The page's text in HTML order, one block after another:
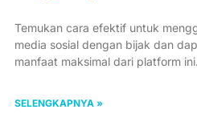
Temukan cara efektif untuk
media sosial dengan bijak dan
manfaat maksimal dari platform ini.
SELENGKAPNYA »